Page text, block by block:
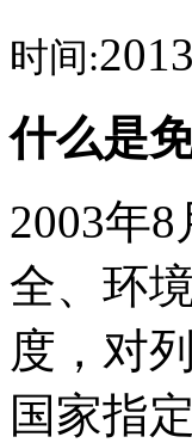
时间:
什么是
2003年
全、环
度，对
国家指